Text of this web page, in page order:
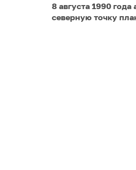
8 августа 1990
северную точку